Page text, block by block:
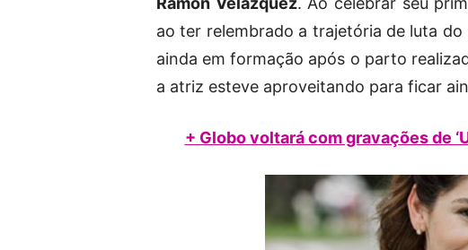
ao ter relembrado a trajetória de luta
ainda em formação após o parto
a atriz esteve aproveitando para ficar
+ Globo voltará com gravações de